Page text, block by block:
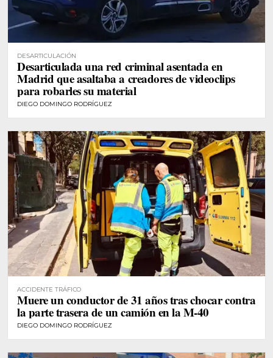
DESARTICULACIÓN
Desarticulada una red criminal asentada en
Madrid que asaltaba a creadores de videoclips
para robarles su material
DIEGO DOMINGO RODRÍGUEZ
ACCIDENTE TRÁFICO
Muere un conductor de 31 años tras chocar contra
la parte trasera de un camión en la M-40
DIEGO DOMINGO RODRÍGUEZ